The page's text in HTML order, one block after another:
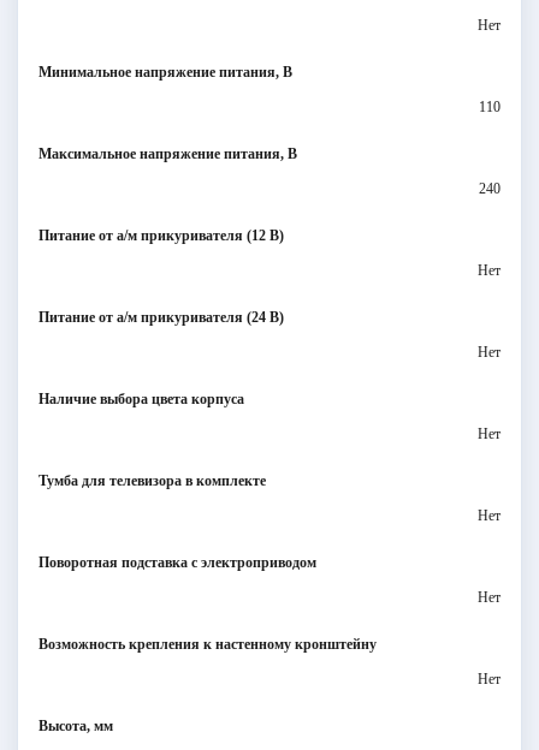
Нет
Минимальное напряжение питания, В
110
Максимальное напряжение питания, В
240
Питание от а/м прикуривателя (12 В)
Нет
Питание от а/м прикуривателя (24 В)
Нет
Наличие выбора цвета корпуса
Нет
Тумба для телевизора в комплекте
Нет
Поворотная подставка с электроприводом
Нет
Возможность крепления к настенному кронштейну
Нет
Высота, мм